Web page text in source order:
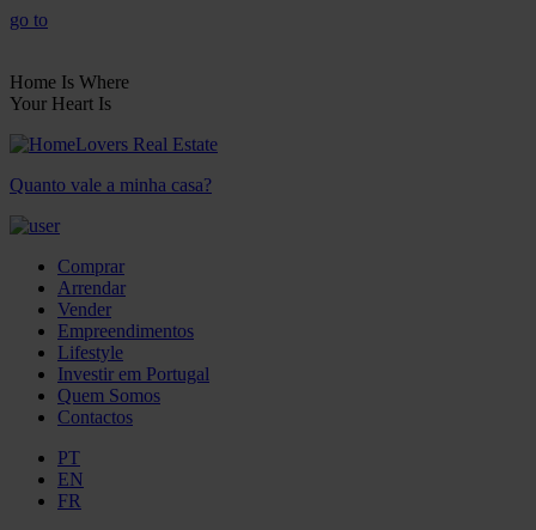
go to
Home Is Where
Your Heart Is
Quanto vale a minha casa?
Comprar
Arrendar
Vender
Empreendimentos
Lifestyle
Investir em Portugal
Quem Somos
Contactos
PT
EN
FR